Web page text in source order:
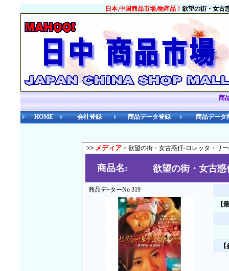
日本,中国商品市場,物産品！ 欲望の街・女古
商
HOME 会社登録 商品データ登録 商品データ
>> メディア > 欲望の街・女古惑仔-ロレッタ・リ
商品名: 欲望の街・女古
商品デｰターNo 319
【